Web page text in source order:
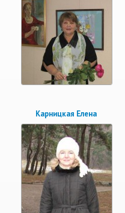
Карницкая Елена